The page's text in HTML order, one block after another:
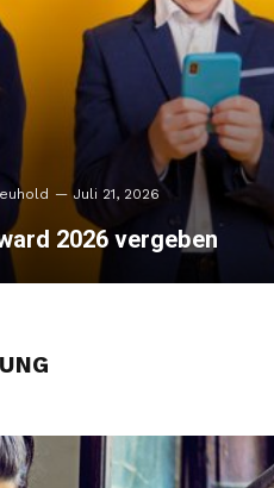
Juli 21, 2026
2026 vergeben